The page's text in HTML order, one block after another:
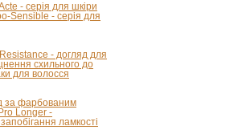
- серія для шкіри
Sensible - серія для
Resistance - догляд для
схильного до
для волосся
за фарбованим
Pro Longer -
ламкості